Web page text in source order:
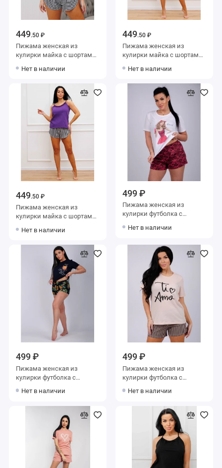
449.50 ₽
Пижама женская из
кулирки майка с шортами
Нет в наличии
449.50 ₽
Пижама женская из
кулирки майка с шортами
Нет в наличии
449.50 ₽
Пижама женская из
кулирки майка с шортами
Нет в наличии
499 ₽
Пижама женская из
кулирки футболка с
Нет в наличии
499 ₽
Пижама женская из
кулирки футболка с
Нет в наличии
499 ₽
Пижама женская из
кулирки футболка с
Нет в наличии